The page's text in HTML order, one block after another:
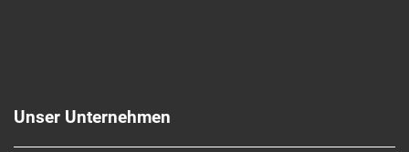
Unser Unternehmen